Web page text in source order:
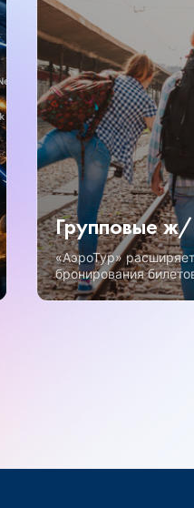
Групповые
«АэроТур»
бронирования